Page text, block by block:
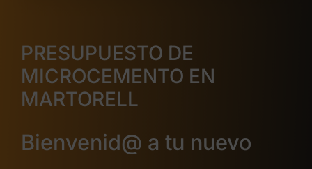
PRESUPUESTO DE
MICROCEMENTO EN
MARTORELL
Bienvenid@ a tu nuevo